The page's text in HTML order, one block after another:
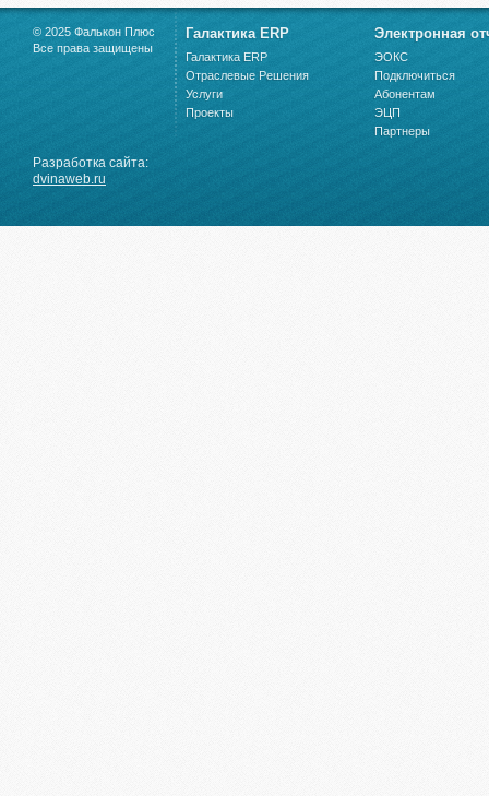
© 2025 Фалькон Плюс
Все права защищены
Разработка сайта:
dvinaweb.ru
Галактика ERP
Галактика ERP
Отраслевые Решения
Услуги
Проекты
Электронная
ЭОКС
Подключиться
Абонентам
ЭЦП
Партнеры